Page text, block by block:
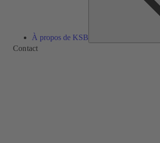
À propos de KSB
Contact